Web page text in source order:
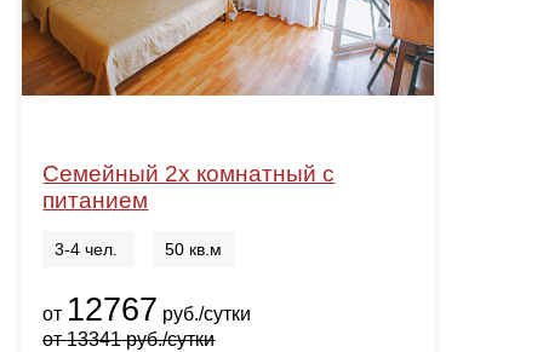
Семейный 2х комнатный с
питанием
3-4 чел. 50 кв.м
от 12767 руб./сутки
от13341руб./сутки